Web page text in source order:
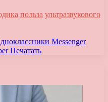
польза ультразвукового
Messenger
Печатать